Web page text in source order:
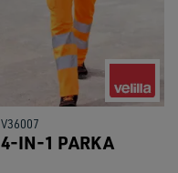
V36007
4-IN-1 PARKA